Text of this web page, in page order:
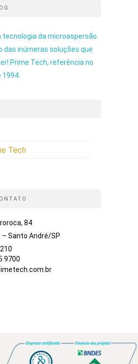
tecnologia da microaspersão.
das inúmeras soluções que
Prime Tech, referência no
1994.
Tech
84
– Santo André/SP
9700